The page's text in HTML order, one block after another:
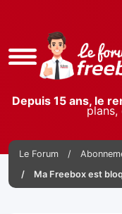
Accès
rapide
Depuis 15 ans, le
plans,
Le Forum
Ma Freebox est